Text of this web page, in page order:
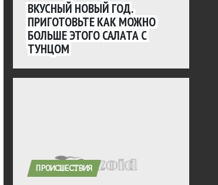
ВКУСНЫЙ НОВЫЙ ГОД.
ПРИГОТОВЬТЕ КАК МОЖНО
БОЛЬШЕ ЭТОГО САЛАТА С
ТУНЦОМ
ПРОИСШЕСТВИЯ